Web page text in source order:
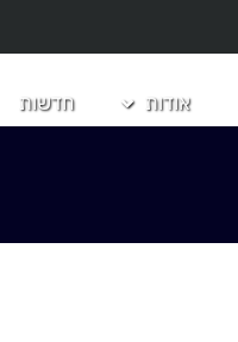
אודות חדשות